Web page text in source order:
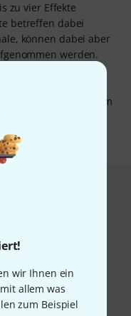
wir Ihnen ein
allem was
zum Beispiel
zu vier Effekte
betreffen dabei
können dabei aber
werden.
lediglich die
Kanäle und
von einem Loop zum
sich dieses
haben